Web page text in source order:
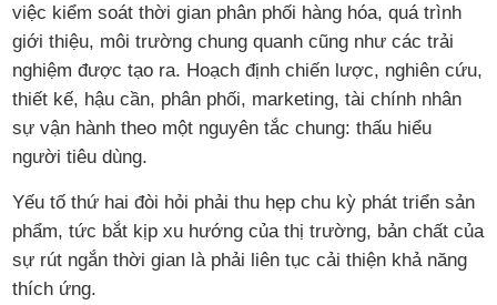
việc kiểm soát thời gian phân phối hàng hóa, quá trình
giới thiệu, môi trường chung quanh cũng như các trải
nghiệm được tạo ra. Hoạch định chiến lược, nghiên cứu,
thiết kế, hậu cần, phân phối, marketing, tài chính nhân
sự vận hành theo một nguyên tắc chung: thấu hiểu
người tiêu dùng.
Yếu tố thứ hai đòi hỏi phải thu hẹp chu kỳ phát triển sản
phẩm, tức bắt kịp xu hướng của thị trường, bản chất của
sự rút ngắn thời gian là phải liên tục cải thiện khả năng
thích ứng.